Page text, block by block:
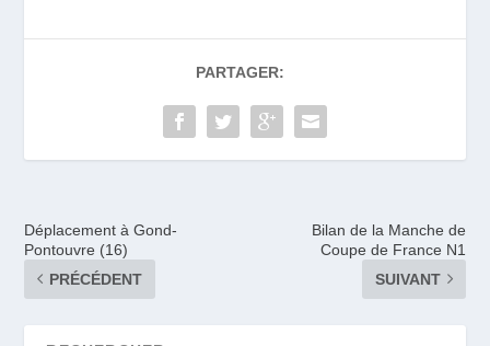
PARTAGER:
Déplacement à Gond-
Pontouvre (16)
PRÉCÉDENT
Bilan de la Manche de
Coupe de France N1
SUIVANT